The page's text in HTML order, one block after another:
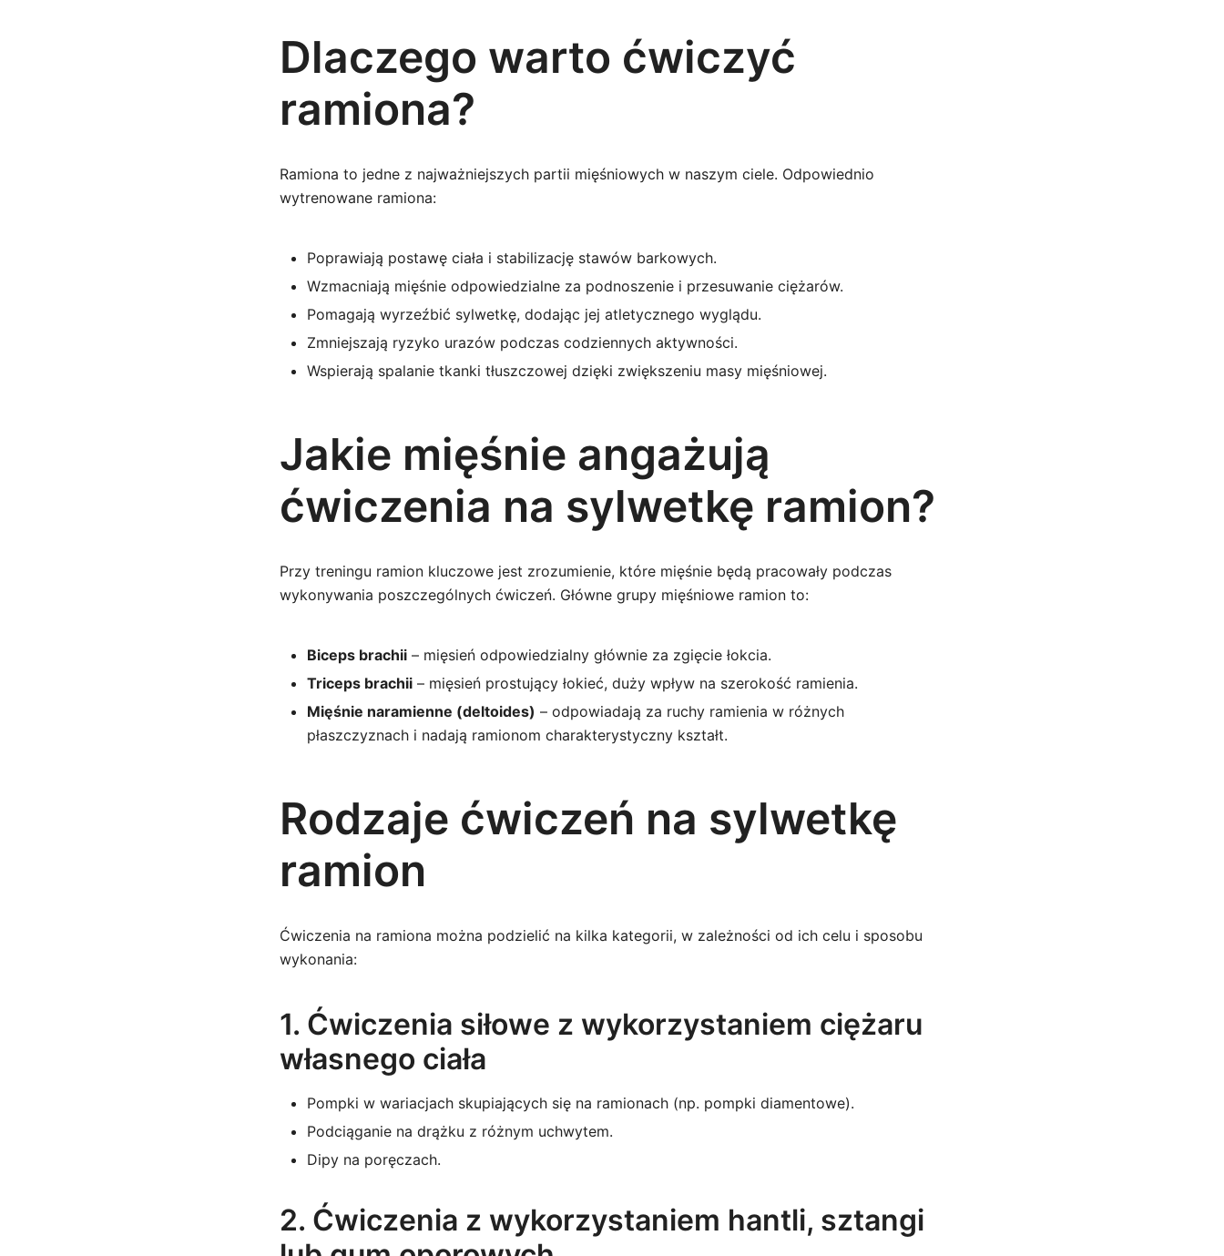
Dlaczego warto ćwiczyć
ramiona?
Ramiona to jedne z najważniejszych partii mięśniowych w naszym ciele. Odpowiednio
wytrenowane ramiona:
Poprawiają postawę ciała i stabilizację stawów barkowych.
Wzmacniają mięśnie odpowiedzialne za podnoszenie i przesuwanie ciężarów.
Pomagają wyrzeźbić sylwetkę, dodając jej atletycznego wyglądu.
Zmniejszają ryzyko urazów podczas codziennych aktywności.
Wspierają spalanie tkanki tłuszczowej dzięki zwiększeniu masy mięśniowej.
Jakie mięśnie angażują
ćwiczenia na sylwetkę ramion?
Przy treningu ramion kluczowe jest zrozumienie, które mięśnie będą pracowały podczas
wykonywania poszczególnych ćwiczeń. Główne grupy mięśniowe ramion to:
Biceps brachii – mięsień odpowiedzialny głównie za zgięcie łokcia.
Triceps brachii – mięsień prostujący łokieć, duży wpływ na szerokość ramienia.
Mięśnie naramienne (deltoides) – odpowiadają za ruchy ramienia w różnych
płaszczyznach i nadają ramionom charakterystyczny kształt.
Rodzaje ćwiczeń na sylwetkę
ramion
Ćwiczenia na ramiona można podzielić na kilka kategorii, w zależności od ich celu i sposobu
wykonania:
1. Ćwiczenia siłowe z wykorzystaniem ciężaru
własnego ciała
Pompki w wariacjach skupiających się na ramionach (np. pompki diamentowe).
Podciąganie na drążku z różnym uchwytem.
Dipy na poręczach.
2. Ćwiczenia z wykorzystaniem hantli, sztangi